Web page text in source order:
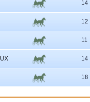
14
12
11
14
18